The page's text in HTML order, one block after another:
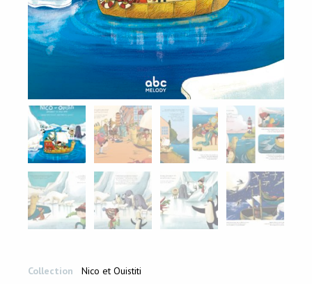
Collection
Nico et Ouistiti